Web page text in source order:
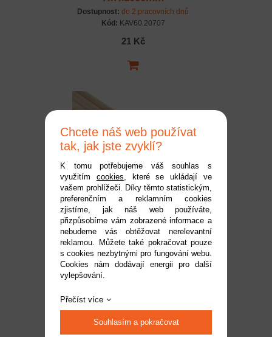
Dostupnost: do 2 pracovních dnů
Kód: KAV60.20707
21 Kč
Borovicový nosník
6x10x1000mm
Dostupnost:
do 2 pracovních dnů
Kód:KAV60.20610
21 Kč
Chcete náš web používat
tak, jak jste zvyklí?
K tomu potřebujeme váš souhlas s
využitím cookies, které se ukládají ve
vašem prohlížeči. Díky těmto statistickým,
preferenčním a reklamním cookies
zjistíme, jak náš web používáte,
přizpůsobíme vám zobrazené informace a
nebudeme vás obtěžovat nerelevantní
reklamou. Můžete také pokračovat pouze
s cookies nezbytnými pro fungování webu.
Cookies nám dodávají energii pro další
vylepšování.
Přečíst více
Souhlasím a pokračovat